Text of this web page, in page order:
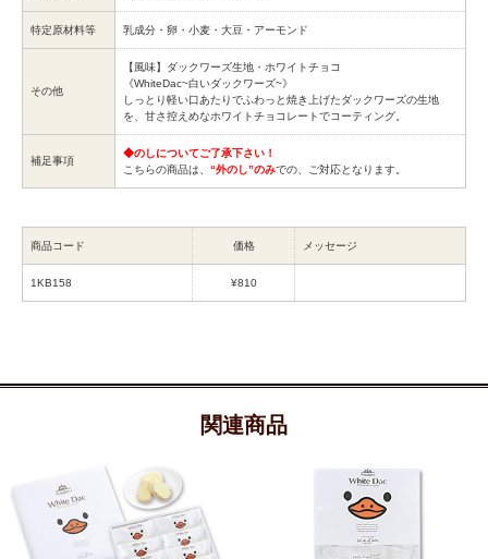
特定原材料等 乳成分・卵・小麦・大豆・アーモンド
その他
【風味】ダックワーズ生地・ホワイトチョコ
《WhiteDac~白いダックワーズ~》
しっとり軽い口あたりでふわっと焼き上げたダックワーズの生地
を、甘さ控えめなホワイトチョコレートでコーティング。
補足事項
◆のしについてご了承下さい！
こちらの商品は、 “外のし”のみでの、ご対応となります。
商品コード 価格 メッセージ
1KB158 ¥810
関連商品